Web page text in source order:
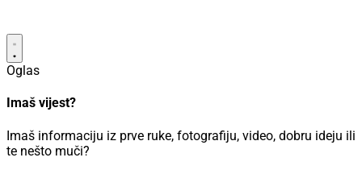
Oglas
Imaš vijest?
Imaš informaciju iz prve ruke, fotografiju, video, dobru ideju ili
te nešto muči?